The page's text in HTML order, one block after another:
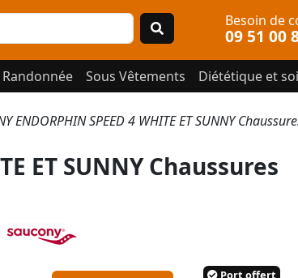
Besoin de
09 51 00
Randonnée Sous Vêtements Diététique et
ENDORPHIN SPEED 4 WHITE ET SUNNY
ET SUNNY Chaussures
Port offert